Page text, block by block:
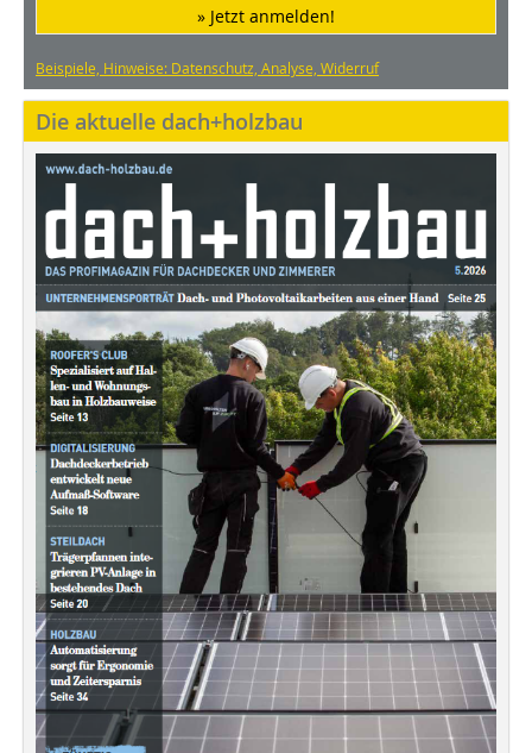
» Jetzt anmelden!
Beispiele, Hinweise: Datenschutz, Analyse, Widerruf
Die aktuelle dach+holzbau